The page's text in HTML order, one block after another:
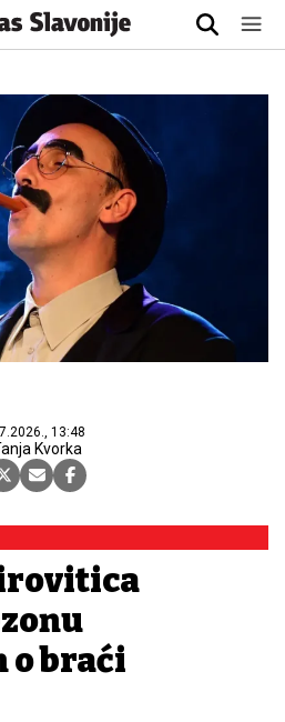
13:48
Kvorka
o braći